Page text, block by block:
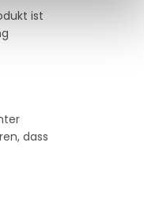
ist
dass